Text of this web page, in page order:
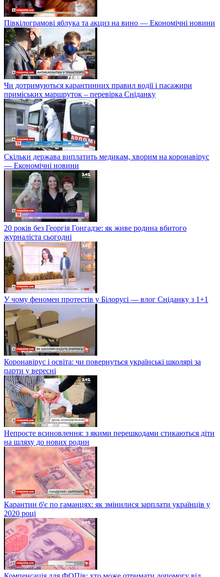
Півкілограмові яблука та акциз на вино — Економічні новини
Чи дотримуються карантинних правил водії і пасажири
приміських маршруток – перевірка Сніданку
Скільки держава виплатить медикам, хворим на коронавірус
— Економічні новини
20 років без Георгія Гонгадзе: як живе родина вбитого
журналіста сьогодні
У чому феномен протестів у Білорусі — влог Сніданку з 1+1
Коронавірус і освіта: чи повернуться українські школярі за
парти у вересні
Непросте всиновлення: з якими перешкодами стикаються діти
на шляху до нових родин
Карантин б'є по гаманцях: як змінилися зарплати українців у
2020 році